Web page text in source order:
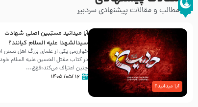
مطالب و مقالات پیشنهادی سردبیر
آیا میدانید؟
آیا میدانید مسبّبین اصلی شهادت
سیدالشهدا علیه ‌السلام کیانند؟
خوارزمی یکی از علمای بزرگ اهل تسنن
در کتاب مقتل الحسین علیه ‌السلام خود
چنین اعتراف می‌کند:فوَق...
۱۶ /۰۵/ ۱۴۰۵